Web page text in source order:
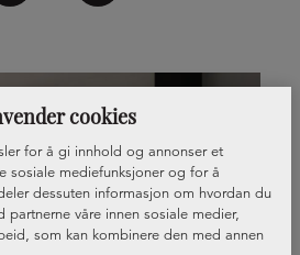
cookies
for å gi innhold og annonser et
sosiale mediefunksjoner og for å
dessuten informasjon om hvordan du
partnerne våre innen sosiale medier,
som kan kombinere den med annen